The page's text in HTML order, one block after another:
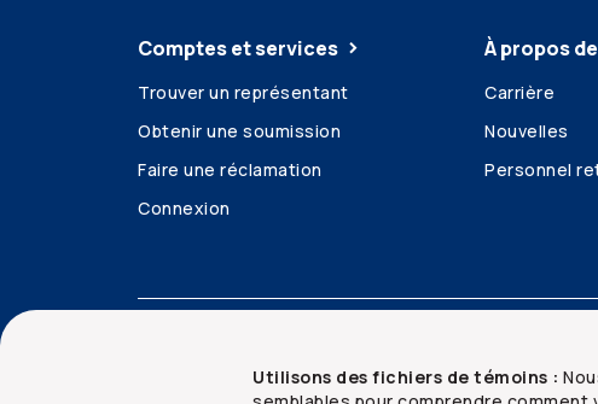
Utilisons des fichiers de témoins :
Comptes et services
Trouver un représentant
Obtenir une soumission
Faire une réclamation
Connexion
À propos
Carrière
Nouvelles
Personnel